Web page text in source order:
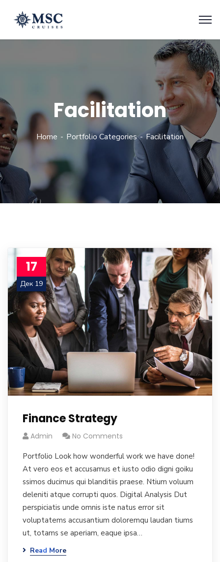
Facilitation
Home Portfolio Categories Facilitation
17
Дек 19
Finance Strategy
Admin No Comments
Portfolio Look how wonderful work we have done!
At vero eos et accusamus et iusto odio digni goiku
ssimos ducimus qui blanditiis praese. Ntium voluum
deleniti atque corrupti quos. Digital Analysis Dut
perspiciatis unde omnis iste natus error sit
voluptatems accusantium doloremqu laudan tiums
ut, totams se aperiam, eaque ipsa…
Read More